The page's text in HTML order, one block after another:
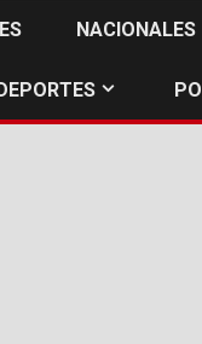
NACIONALES